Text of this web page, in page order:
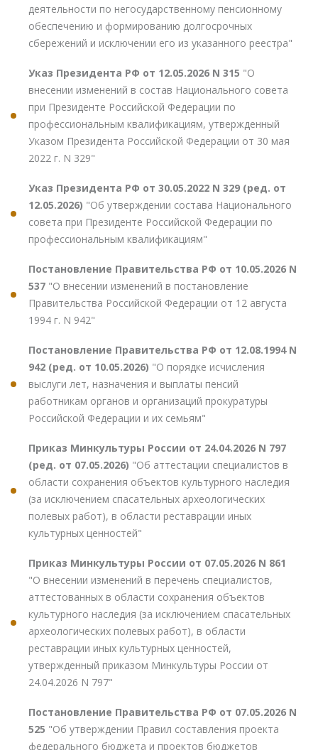
деятельности по негосударственному пенсионному
обеспечению и формированию долгосрочных
сбережений и исключении его из указанного реестра"
Указ Президента РФ от 12.05.2026 N 315 "О
внесении изменений в состав Национального совета
при Президенте Российской Федерации по
профессиональным квалификациям, утвержденный
Указом Президента Российской Федерации от 30 мая
2022 г. N 329"
Указ Президента РФ от 30.05.2022 N 329 (ред. от
12.05.2026) "Об утверждении состава Национального
совета при Президенте Российской Федерации по
профессиональным квалификациям"
Постановление Правительства РФ от 10.05.2026 N
537 "О внесении изменений в постановление
Правительства Российской Федерации от 12 августа
1994 г. N 942"
Постановление Правительства РФ от 12.08.1994 N
942 (ред. от 10.05.2026) "О порядке исчисления
выслуги лет, назначения и выплаты пенсий
работникам органов и организаций прокуратуры
Российской Федерации и их семьям"
Приказ Минкультуры России от 24.04.2026 N 797
(ред. от 07.05.2026) "Об аттестации специалистов в
области сохранения объектов культурного наследия
(за исключением спасательных археологических
полевых работ), в области реставрации иных
культурных ценностей"
Приказ Минкультуры России от 07.05.2026 N 861
"О внесении изменений в перечень специалистов,
аттестованных в области сохранения объектов
культурного наследия (за исключением спасательных
археологических полевых работ), в области
реставрации иных культурных ценностей,
утвержденный приказом Минкультуры России от
24.04.2026 N 797"
Постановление Правительства РФ от 07.05.2026 N
525 "Об утверждении Правил составления проекта
федерального бюджета и проектов бюджетов